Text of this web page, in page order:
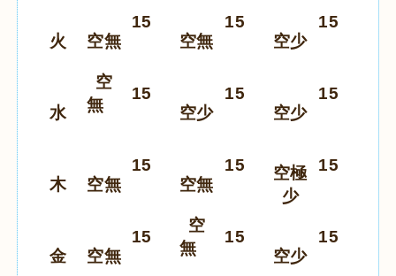
火 空無
15
空無
15
空少
15
水
空
無
15
空少
15
空少
15
木 空無
15
空無
15 空極
少
15
金 空無
15
空
無
15
空少
15